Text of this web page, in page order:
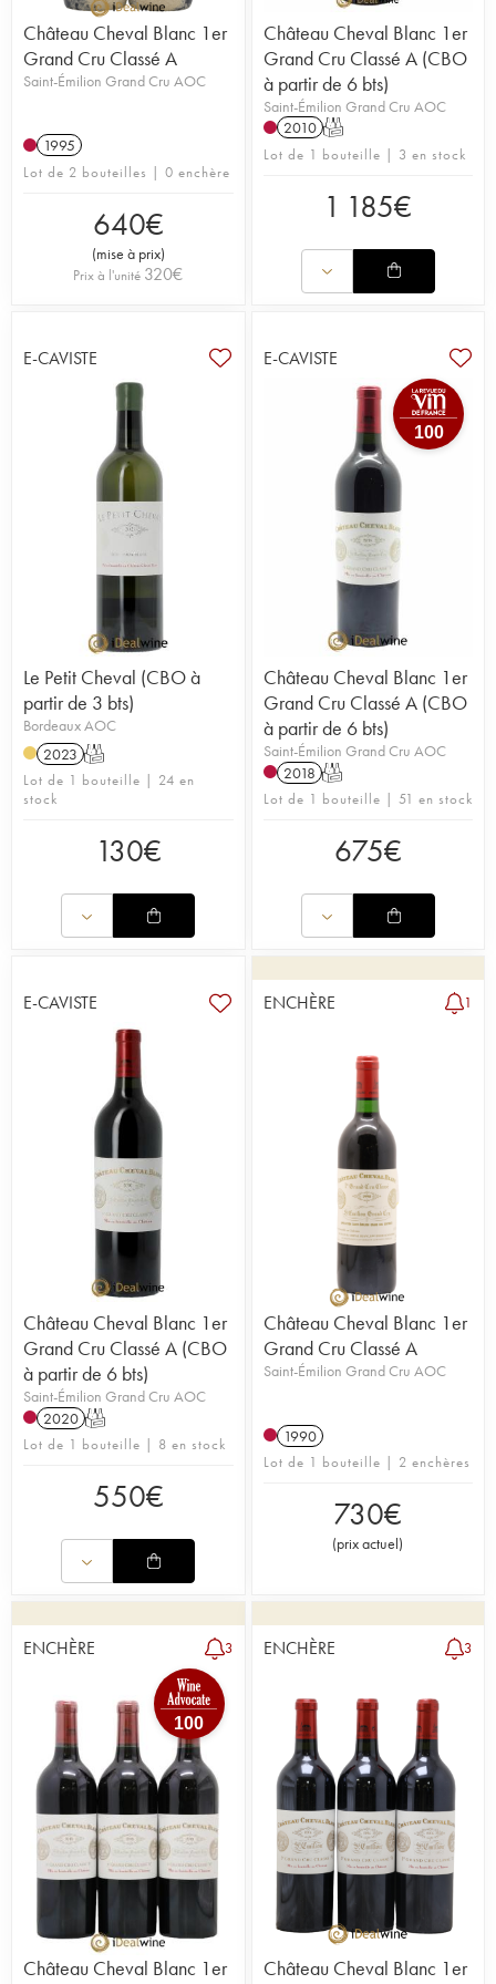
Château Cheval Blanc 1er
Grand Cru Classé A
Saint-Émilion Grand Cru AOC
1995
Lot de 2 bouteilles | 0 enchère
640€
(mise à prix)
Prix à l'unité 320€
Château Cheval Blanc 1er
Grand Cru Classé A (CBO
à partir de 6 bts)
Saint-Émilion Grand Cru AOC
2010 T
Lot de 1 bouteille | 3 en stock
1 185€
E-CAVISTE
Le Petit Cheval (CBO à
partir de 3 bts)
Bordeaux AOC
2023 T
Lot de 1 bouteille | 24 en
stock
130€
E-CAVISTE
100
Château Cheval Blanc 1er
Grand Cru Classé A (CBO
à partir de 6 bts)
Saint-Émilion Grand Cru AOC
2018 T
Lot de 1 bouteille | 51 en stock
675€
E-CAVISTE
Château Cheval Blanc 1er
Grand Cru Classé A (CBO
à partir de 6 bts)
Saint-Émilion Grand Cru AOC
2020 T
Lot de 1 bouteille | 8 en stock
550€
ENCHÈRE 1
Château Cheval Blanc 1er
Grand Cru Classé A
Saint-Émilion Grand Cru AOC
1990
Lot de 1 bouteille | 2 enchères
730€
(prix actuel)
ENCHÈRE 3
100
Château Cheval Blanc 1er
ENCHÈRE 3
Château Cheval Blanc 1er